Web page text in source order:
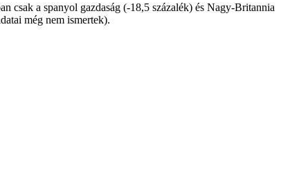
csak a spanyol gazdaság (-18,5 százalék) és Nagy-Britannia
még nem ismertek).